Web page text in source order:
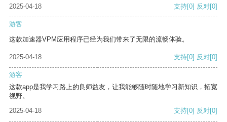
2025-04-18 支持[0] 反对[0]
游客
这款加速器VPM应用程序已经为我们带来了无限的流畅体验。
2025-04-18 支持[0] 反对[0]
游客
这款app是我学习路上的良师益友，让我能够随时随地学习新知识，拓宽
视野。
2025-04-18
支持[0] 反对[0]